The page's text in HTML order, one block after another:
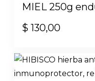
MIEL 250g
$ 130,00